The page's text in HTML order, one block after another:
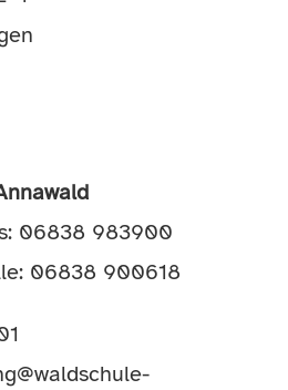
06838 983900
06838 900618